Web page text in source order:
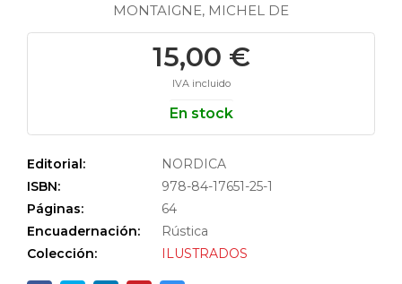
MONTAIGNE, MICHEL DE
15,00 €
IVA incluido
En stock
Editorial:
NORDICA
ISBN:
978-84-17651-25-1
Páginas:
64
Encuadernación:
Rústica
Colección:
ILUSTRADOS